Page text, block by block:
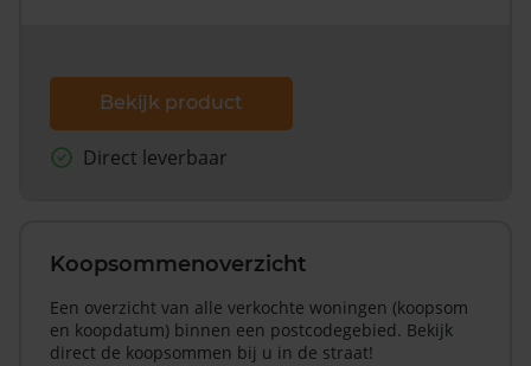
Bekijk product
Direct leverbaar
Koopsommenoverzicht
Een overzicht van alle verkochte woningen (koopsom
en koopdatum) binnen een postcodegebied. Bekijk
direct de koopsommen bij u in de straat!